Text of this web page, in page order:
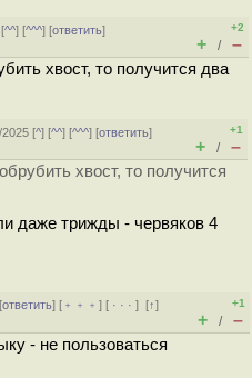
^^] [^^^] [ответить]
+2
+ / –
хвост, то получится два
[^] [^^] [^^^] [ответить]
+1
+ / –
хвост, то получится
даже трижды - червяков 4
ответить] [ ﹢﹢﹢] [ · · ·][↑]
+1
+ / –
- не пользоваться